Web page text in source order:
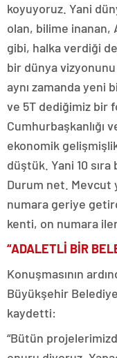
koyuyoruz. Yani
olan, bilime inanan,
gibi, halka verdiği
bir dünya vizyonunu
aynı zamanda yeni
ve 5T dediğimiz bir
Cumhurbaşkanlığı
ekonomik
düştük. Yani 10
Durum net. Mevcut
numara geriye
kenti, on numara
“ADALETLİ BİR
Konuşmasının
Büyükşehir
kaydetti:
“Bütün